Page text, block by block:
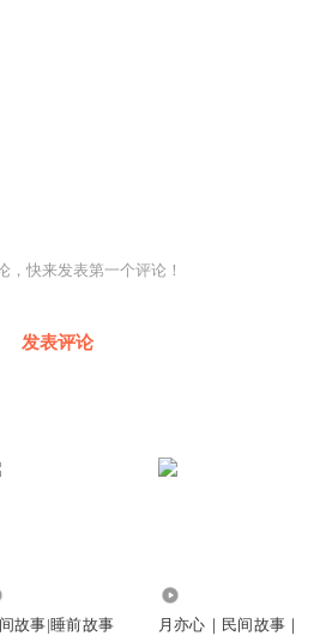
，快来发表第一个评论！
发表评论
故事|睡前故事
月亦心｜民间故事｜